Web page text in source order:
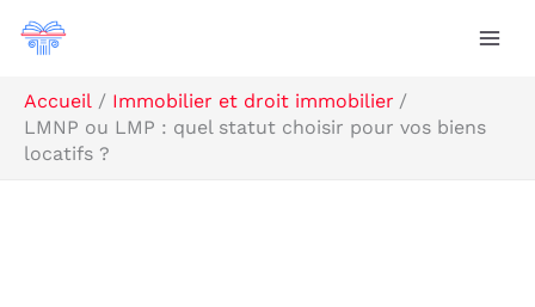
Aller
Accueil
Immobilier et droit immobilier
LMNP ou LMP : quel statut choisir pour vos biens
locatifs ?
Rechercher